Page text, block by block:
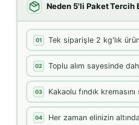
Neden 5'li Paket Tercih
01 Tek siparişle 2 kg'lık ürün
02 Toplu alım sayesinde
03 Kakaolu fındık
04 Her zaman elinizin